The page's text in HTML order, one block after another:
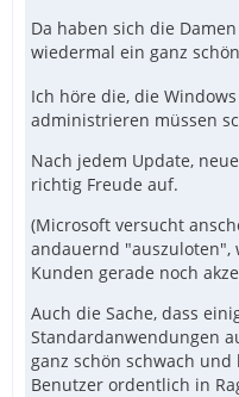
Da haben sich die
wiedermal ein ganz
Ich höre die, die
administrieren müssen
Nach jedem Update,
richtig Freude auf.
(Microsoft versucht
andauernd "auszuloten",
Kunden gerade noch
Auch die Sache, dass
Standardanwendungen
ganz schön schwach
Benutzer ordentlich in